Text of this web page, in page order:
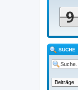
SUCHE